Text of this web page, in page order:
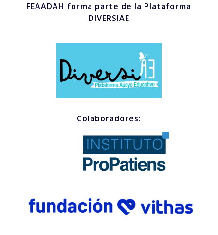
FEAADAH forma parte de la Plataforma
DIVERSIAE
Colaboradores: